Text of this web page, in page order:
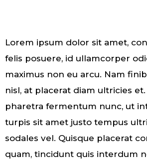
Lorem ipsum dolor sit amet,
felis posuere, id ullamcorper
maximus non eu arcu. Nam
nisl, at placerat diam ultricies
pharetra fermentum nunc, ut
turpis sit amet justo tempus
sodales vel. Quisque placerat
quam, tincidunt quis interdum